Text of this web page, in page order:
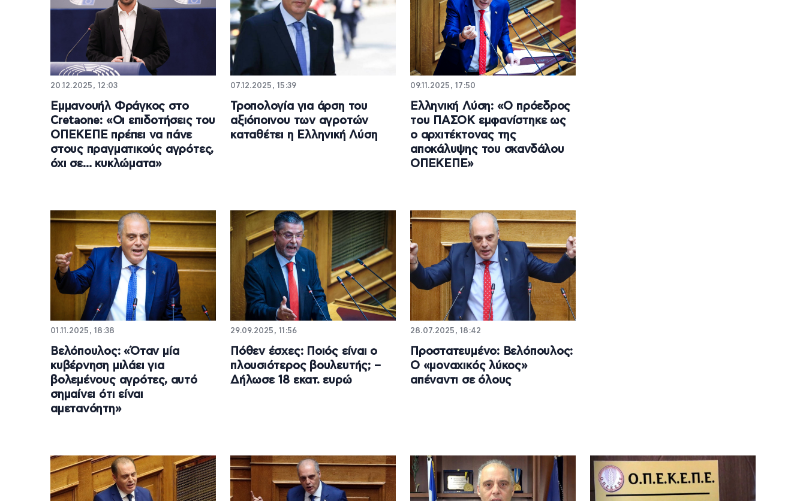
20.12.2025, 12:03
Εμμανουήλ Φράγκος στο
Cretaone: «Οι επιδοτήσεις του
ΟΠΕΚΕΠΕ πρέπει να πάνε
στους πραγματικούς αγρότες,
όχι σε… κυκλώματα»
07.12.2025, 15:39
Τροπολογία για άρση του
αξιόποινου των αγροτών
καταθέτει η Ελληνική Λύση
09.11.2025, 17:50
Ελληνική Λύση: «Ο πρόεδρος
του ΠΑΣΟΚ εμφανίστηκε ως
ο αρχιτέκτονας της
αποκάλυψης του σκανδάλου
ΟΠΕΚΕΠΕ»
01.11.2025, 18:38
Βελόπουλος: «Όταν μία
κυβέρνηση μιλάει για
βολεμένους αγρότες, αυτό
σημαίνει ότι είναι
αμετανόητη»
29.09.2025, 11:56
Πόθεν έσχες: Ποιός είναι ο
πλουσιότερος βουλευτής; –
Δήλωσε 18 εκατ. ευρώ
28.07.2025, 18:42
Πρoστατευμένο: Βελόπουλος:
Ο «μοναχικός λύκος»
απέναντι σε όλους